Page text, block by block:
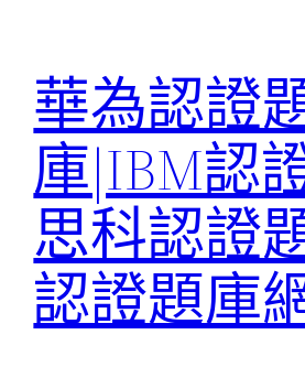
華為認證
庫|IBM認
思科認證
認證題庫